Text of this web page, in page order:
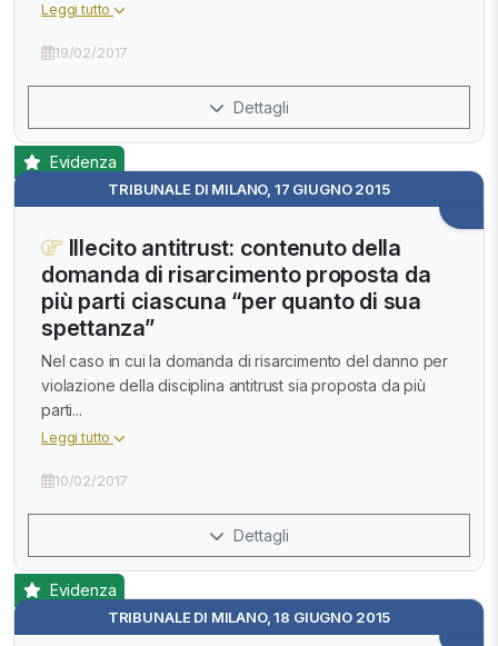
Leggi tutto
19/02/2017
Dettagli
TRIBUNALE DI MILANO, 17 GIUGNO 2015
Evidenza
Illecito antitrust: contenuto della
domanda di risarcimento proposta da
più parti ciascuna “per quanto di sua
spettanza”
Nel caso in cui la domanda di risarcimento del danno per
violazione della disciplina antitrust sia proposta da più
parti...
Leggi tutto
10/02/2017
Dettagli
TRIBUNALE DI MILANO, 18 GIUGNO 2015
Evidenza